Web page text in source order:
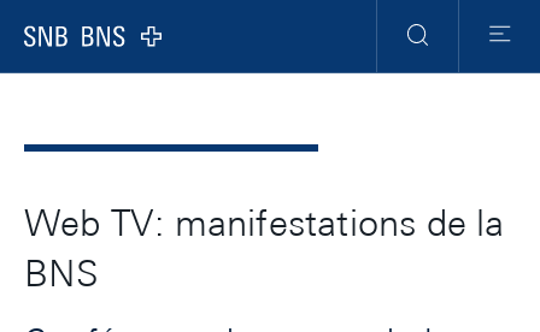
Logo
Navigation
RechercheMenu
Web TV: manifestations de la
BNS